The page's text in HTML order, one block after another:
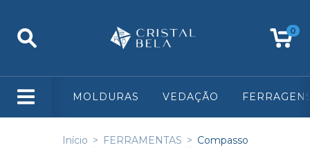
0
MOLDURAS VEDAÇÃO
Início > FERRAMENTAS > Compasso